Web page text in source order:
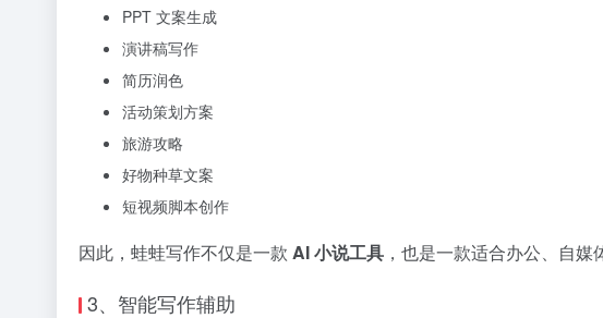
PPT 文案生成
演讲稿写作
简历润色
活动策划方案
旅游攻略
好物种草文案
短视频脚本创作
因此，蛙蛙写作不仅是一款 AI 小说工具 ，也是一款适合办公、自媒
3、智能写作辅助